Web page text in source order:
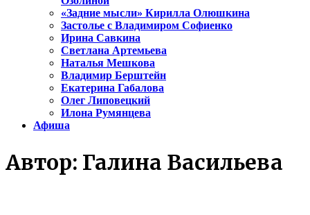
«Задние мысли» Кирилла Олюшкина
Застолье с Владимиром Софиенко
Ирина Савкина
Светлана Артемьева
Наталья Мешкова
Владимир Берштейн
Екатерина Габалова
Олег Липовецкий
Илона Румянцева
Афиша
Автор: Галина Васильева